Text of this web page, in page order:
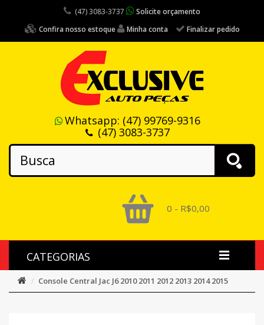
(47) 3083-3737
Solicite orçamento
Confira nosso estoque
Minha conta Finalizar pedido
Whatsapp: (47) 99769-9316
(47) 3083-3737
0 - R$0,00
CATEGORIAS
Console Central Jac J6 2010 2011 2012 2013 2014 2015